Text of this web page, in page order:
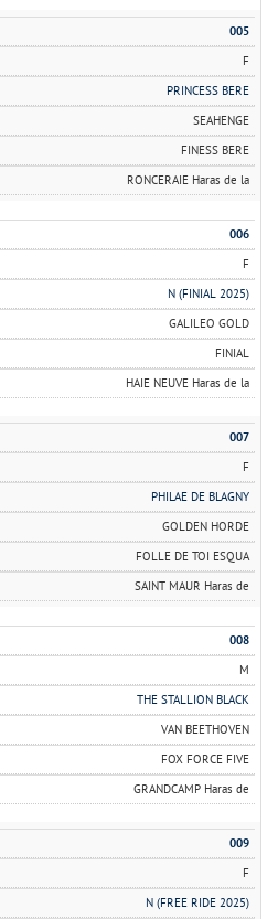
005
F
PRINCESS BERE
SEAHENGE
FINESS BERE
RONCERAIE Haras de la
006
F
N (FINIAL 2025)
GALILEO GOLD
FINIAL
HAIE NEUVE Haras de la
007
F
PHILAE DE BLAGNY
GOLDEN HORDE
FOLLE DE TOI ESQUA
SAINT MAUR Haras de
008
M
THE STALLION BLACK
VAN BEETHOVEN
FOX FORCE FIVE
GRANDCAMP Haras de
009
F
N (FREE RIDE 2025)